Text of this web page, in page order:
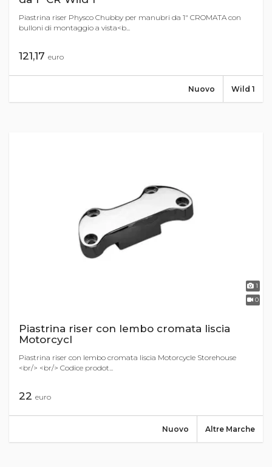
Piastrina riser Physco Chubby per manubri da 1" CROMATA con
bulloni di montaggio a vista<b...
121,17 euro
Wild 1
Nuovo
1
0
Piastrina riser con lembo cromata liscia
Motorcycl
Piastrina riser con lembo cromata liscia Motorcycle Storehouse
<br/> <br/> Codice prodot...
22 euro
Altre Marche
Nuovo